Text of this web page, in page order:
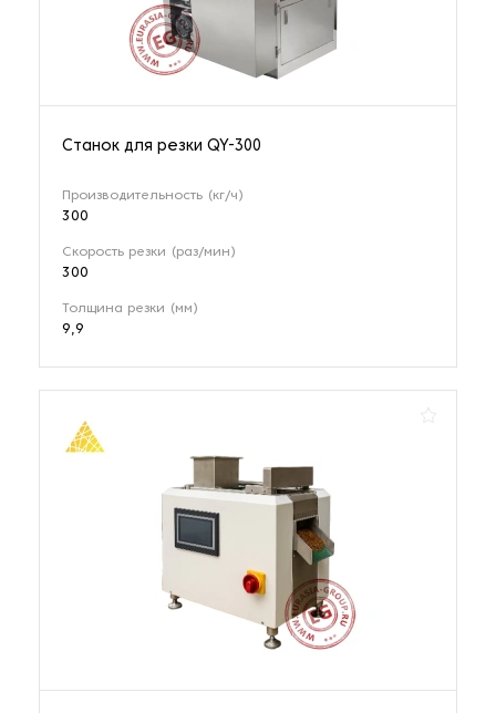
Станок для резки QY-300
Производительность (кг/ч)
300
Скорость резки (раз/мин)
300
Толщина резки (мм)
9,9